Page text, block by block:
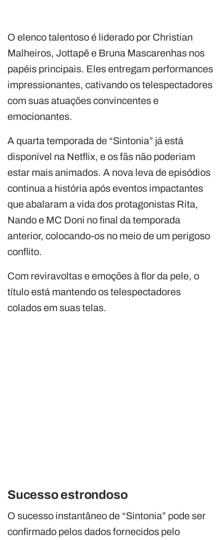
O elenco talentoso é liderado por Christian
Malheiros, Jottapê e Bruna Mascarenhas nos
papéis principais. Eles entregam performances
impressionantes, cativando os telespectadores
com suas atuações convincentes e
emocionantes.
A quarta temporada de “Sintonia” já está
disponível na Netflix, e os fãs não poderiam
estar mais animados. A nova leva de episódios
continua a história após eventos impactantes
que abalaram a vida dos protagonistas Rita,
Nando e MC Doni no final da temporada
anterior, colocando-os no meio de um perigoso
conflito.
Com reviravoltas e emoções à flor da pele, o
título está mantendo os telespectadores
colados em suas telas.
Sucesso estrondoso
O sucesso instantâneo de “Sintonia” pode ser
confirmado pelos dados fornecidos pelo